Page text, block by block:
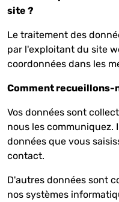
site ?
Le traitement des
par l'exploitant du site
coordonnées dans les
Comment recueillons-
Vos données sont
nous les communiquez.
données que vous
contact.
D'autres données sont
nos systèmes